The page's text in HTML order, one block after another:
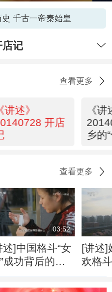
千古一帝秦始皇
店记
查看更多
《讲述》
开店
《
乡的
查看更多
03:52
述]中国格斗“女
成功背后的心
[讲述]
欢格
量